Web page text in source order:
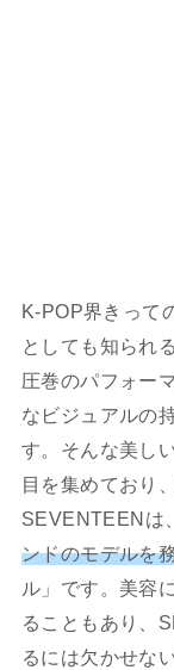
K-POP界きって
としても知られ
圧巻のパフォー
なビジュアルの
す。そんな美し
目を集めており
SEVENTEENは
ンドのモデルを
ル」です。美容
ることもあり、
るには欠かせな